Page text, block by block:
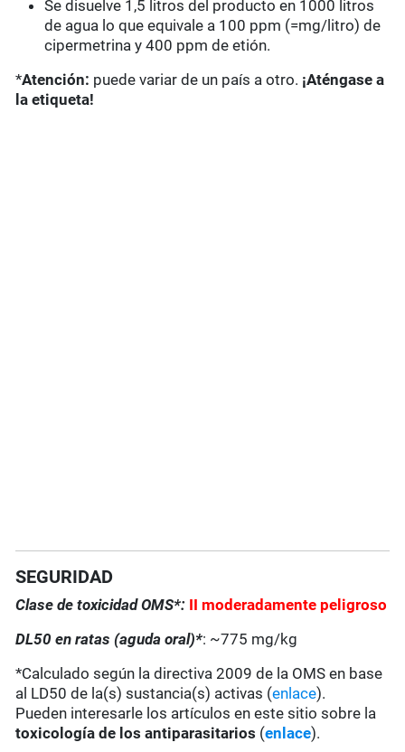
Se disuelve 1,5 litros del producto en 1000 litros
de agua lo que equivale a 100 ppm (=mg/litro) de
cipermetrina y 400 ppm de etión.
*Atención: puede variar de un país a otro. ¡Aténgase a
la etiqueta!
SEGURIDAD
Clase de toxicidad OMS*: II moderadamente peligroso
DL50 en ratas (aguda oral)*: ~775 mg/kg
*Calculado según la directiva 2009 de la OMS en base
al LD50 de la(s) sustancia(s) activas (enlace).
Pueden interesarle los artículos en este sitio sobre la
toxicología de los antiparasitarios (enlace).